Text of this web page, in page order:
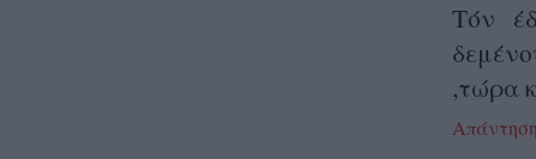
Τόν
,τώρα